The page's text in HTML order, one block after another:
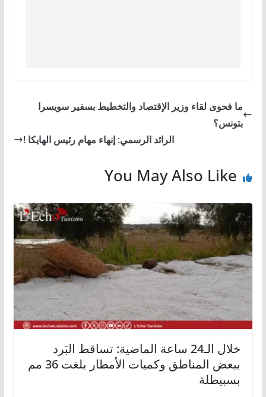
ما فحوى لقاء وزير الإقتصاد والتخطيط بسفير سويسرا
بتونس؟
الرائد الرسمي: إنهاء مهام رئيس الهايكا !
You May Also Like
خلال الـ24 ساعة الماضية: تساقط البَرد
ببعض المناطق وكميات الأمطار بلغت 36 مم
بسبيطلة